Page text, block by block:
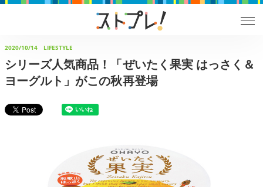
2020/10/14 LIFESTYLE
シリーズ人気商品！「ぜいたく果実 はっさく＆
ヨーグルト」がこの秋再登場